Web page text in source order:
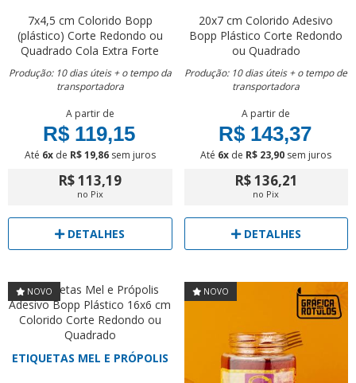
7x4,5 cm Colorido Bopp
(plástico) Corte Redondo ou
Quadrado Cola Extra Forte
Produção: 10 dias úteis + o tempo da
transportadora
A partir de
R$ 119,15
Até 6xde R$ 19,86sem juros
R$ 113,19
no Pix
DETALHES
20x7 cm Colorido Adesivo
Bopp Plástico Corte Redondo
ou Quadrado
Produção: 10 dias úteis + o tempo de
transportadora
A partir de
R$ 143,37
Até 6x de R$ 23,90 sem juros
R$ 136,21
no Pix
DETALHES
NOVO
ETIQUETAS MEL E PRÓPOLIS
NOVO